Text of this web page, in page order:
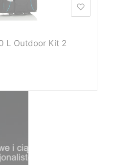
L Outdoor Kit 2